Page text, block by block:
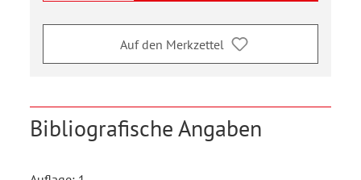
Auf den Merkzettel
Bibliografische Angaben